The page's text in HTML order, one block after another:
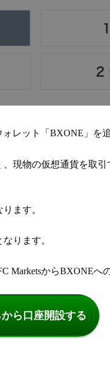
レット「BXONE」を
現物の仮想通貨を取
ます。
ります。
MarketsからBXONEへ
ら口座開設する